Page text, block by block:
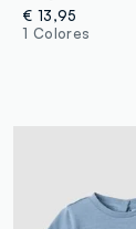
€ 13,95
1 Colores